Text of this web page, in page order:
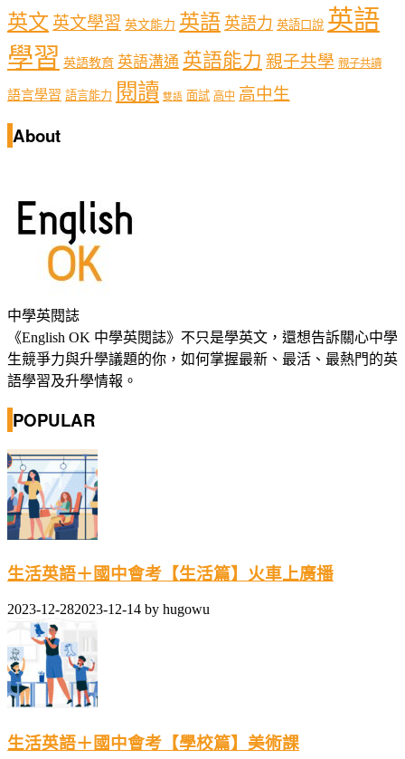
英文 英文學習 英文能力 英語 英語力 英語口說 英語
學習 英語教育 英語溝通 英語能力 親子共學 親子共讀
語言學習 語言能力 閱讀 雙語 面試 高中 高中生
About
中學英閱誌
《English OK 中學英閱誌》不只是學英文，還想告訴關心中學
生競爭力與升學議題的你，如何掌握最新、最活、最熱門的英
語學習及升學情報。
POPULAR
生活英語＋國中會考【生活篇】火車上廣播
2023-12-282023-12-14 by hugowu
生活英語＋國中會考【學校篇】美術課